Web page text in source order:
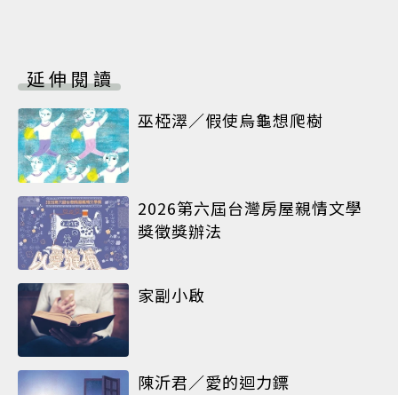
延伸閱讀
巫椏濢／假使烏龜想爬樹
2026第六屆台灣房屋親情文學
獎徵獎辦法
家副小啟
陳沂君／愛的迴力鏢